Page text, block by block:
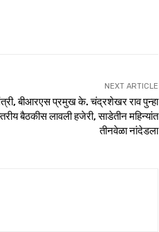
NEXT ARTICLE
बीआरएस प्रमुख के. चंद्रशेखर राव पुन्हा
बैठकीस लावली हजेरी, साडेतीन महिन्यांत
तीनवेळा नांदेडला